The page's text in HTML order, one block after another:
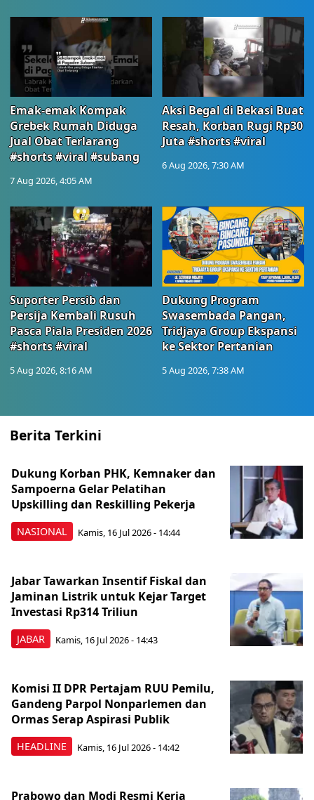
Emak-emak Kompak
Grebek Rumah Diduga
Jual Obat Terlarang
#shorts #viral #subang
7 Aug 2026, 4:05 AM
Aksi Begal di Bekasi Buat
Resah, Korban Rugi Rp30
Juta #shorts #viral
6 Aug 2026, 7:30 AM
Suporter Persib dan
Persija Kembali Rusuh
Pasca Piala Presiden 2026
#shorts #viral
5 Aug 2026, 8:16 AM
Dukung Program
Swasembada Pangan,
Tridjaya Group Ekspansi
ke Sektor Pertanian
5 Aug 2026, 7:38 AM
Berita Terkini
NASIONAL
Dukung Korban PHK, Kemnaker dan
Sampoerna Gelar Pelatihan
Upskilling dan Reskilling Pekerja
Kamis, 16 Jul 2026 - 14:44
JABAR
Jabar Tawarkan Insentif Fiskal dan
Jaminan Listrik untuk Kejar Target
Investasi Rp314 Triliun
Kamis, 16 Jul 2026 - 14:43
HEADLINE
Komisi II DPR Pertajam RUU Pemilu,
Gandeng Parpol Nonparlemen dan
Ormas Serap Aspirasi Publik
Kamis, 16 Jul 2026 - 14:42
Prabowo dan Modi Resmi Kerja